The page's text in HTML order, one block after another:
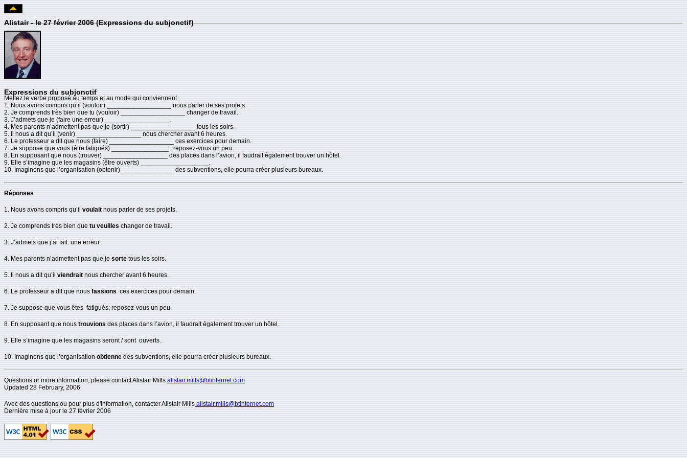
Alistair - le 27 février 2006 (Expressions du subjonctif)
Expressions du subjonctif
Mettez le verbe proposé au temps et au mode qui conviennent
1. Nous avons compris qu’il (vouloir) __________________ nous parler de ses projets.
2. Je comprends très bien que tu (vouloir) __________________ changer de travail.
3. J’admets que je (faire une erreur) __________________.
4. Mes parents n’admettent pas que je (sortir) __________________ tous les soirs.
5. Il nous a dit qu’il (venir) __________________ nous chercher avant 6 heures.
6. Le professeur a dit que nous (faire) __________________ ces exercices pour demain.
7. Je suppose que vous (être fatigués) ________________ ; reposez-vous un peu.
8. En supposant que nous (trouver) __________________ des places dans l’avion, il faudrait également trouver un hôtel.
9. Elle s’imagine que les magasins (être ouverts) ___________________.
10. Imaginons que l’organisation (obtenir)_______________ des subventions, elle pourra créer plusieurs bureaux.
Réponses
1. Nous avons compris qu’il voulait nous parler de ses projets.
2. Je comprends très bien que tu veuilles changer de travail.
3. J’admets que j’ai fait une erreur.
4. Mes parents n’admettent pas que je sorte tous les soirs.
5. Il nous a dit qu’il viendrait nous chercher avant 6 heures.
6. Le professeur a dit que nous fassions ces exercices pour demain.
7. Je suppose que vous êtes fatigués; reposez-vous un peu.
8. En supposant que nous trouvions des places dans l’avion, il faudrait également trouver un hôtel.
9. Elle s’imagine que les magasins seront / sont ouverts.
10. Imaginons que l’organisation obtienne des subventions, elle pourra créer plusieurs bureaux.
Questions or more information, please contact Alistair Mills alistair.mills@btinternet.com
Updated 28 February, 2006
Avec des questions ou pour plus d'information, contacter Alistair Mills alistair.mills@btinternet.com
Dernière mise à jour le 27 février 2006